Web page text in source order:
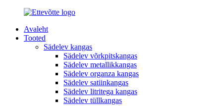
Avaleht
Tooted
Sädelev kangas
Sädelev võrkpitskangas
Sädelev metallikkangas
Sädelev organza kangas
Sädelev satiinkangas
Sädelev litritega kangas
Sädelev tüllkangas